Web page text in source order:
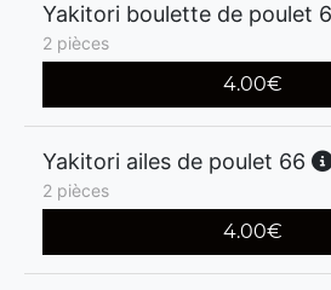
Yakitori boulette de poulet
2 pièces
4.00€
Yakitori ailes de poulet 66
2 pièces
4.00€